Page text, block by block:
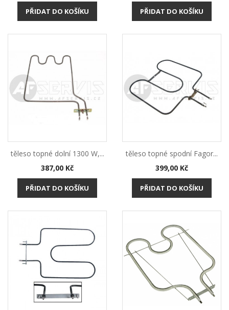
PŘIDAT DO KOŠÍKU PŘIDAT DO KOŠÍKU
těleso topné dolní 1300 W,...
Cena
387,00 Kč
PŘIDAT DO KOŠÍKU
těleso topné spodní Fagor...
Cena
399,00 Kč
PŘIDAT DO KOŠÍKU